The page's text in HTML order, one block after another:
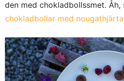
den med chokladbollssmet. Åh,
chokladbollar med